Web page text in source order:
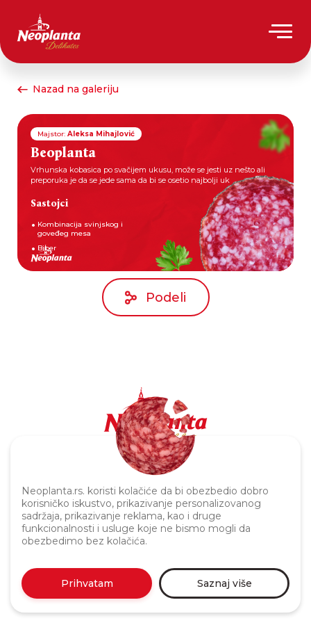
Neoplanta.rs. koristi kolačiće da bi obezbedio dobro
korisničko iskustvo, prikazivanje personalizovanog
sadržaja, prikazivanje reklama, kao i druge
funkcionalnosti i usluge koje ne bismo mogli da
obezbedimo bez kolačića.
Prihvatam Saznaj više
Nazad na galeriju
Majstor: Aleksa Mihajlović
Beoplanta
Vrhunska kobasica po svačijem ukusu, može se jesti uz nešto ali
preporuka je da se jede sama da bi se osetio najbolji uk
Sastojci
Kombinacija svinjskog i
goveđeg mesa
Biber
Podeli
Politika privatnosti